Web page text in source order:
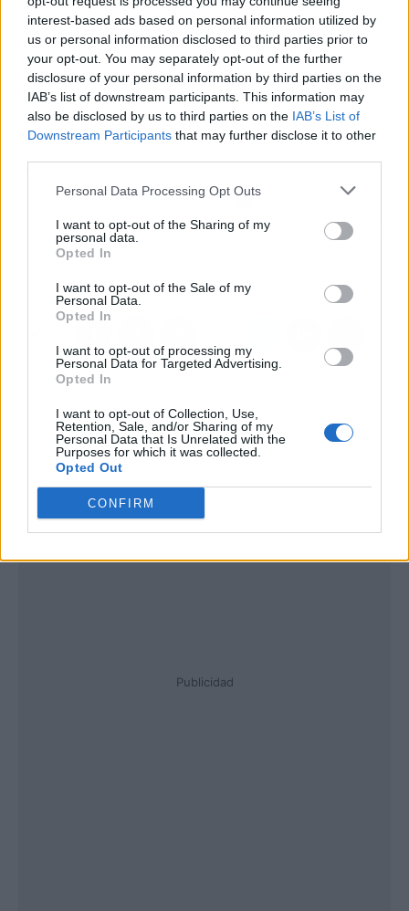
interest-based ads based on personal information utilized by
us or personal information disclosed to third parties prior to
your opt-out. You may separately opt-out of the further
disclosure of your personal information by third parties on the
IAB’s list of downstream participants. This information may
also be disclosed by us to third parties on the IAB’s List of
Downstream Participants that may further disclose it to other
Personal Data Processing Opt Outs
I want to opt-out of the Sharing of my
personal data.
Opted In
I want to opt-out of the Sale of my
Personal Data.
Opted In
I want to opt-out of processing my
Personal Data for Targeted Advertising.
Opted In
I want to opt-out of Collection, Use,
Retention, Sale, and/or Sharing of my
Personal Data that Is Unrelated with the
Purposes for which it was collected.
Opted Out
CONFIRM
funciones adicionales. Como empresa
comprometida con la satisfacción de los
clientes, Cartucho.es está para brindar
orientación y asesoramiento en la elección del
equipo adecuado para cada hogar.
Evitar los dolores de
mesas ergonómicas de
Mercaoficina
El desarrollo de tiras
de Dr. INUK, una apuesta
Publicidad